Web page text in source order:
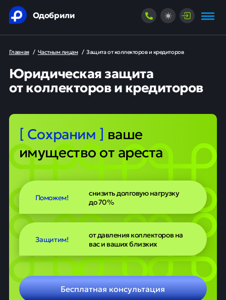
Одобрили
Главная / Частным лицам / Защита от коллекторов и кредиторов
Юридическая защита
от коллекторов и кредиторов
[ Сохраним ] ваше
имущество от ареста
Поможем!
снизить долговую нагрузку
до 70%
Защитим!
от давления коллекторов на
вас и ваших близких
Бесплатная консультация